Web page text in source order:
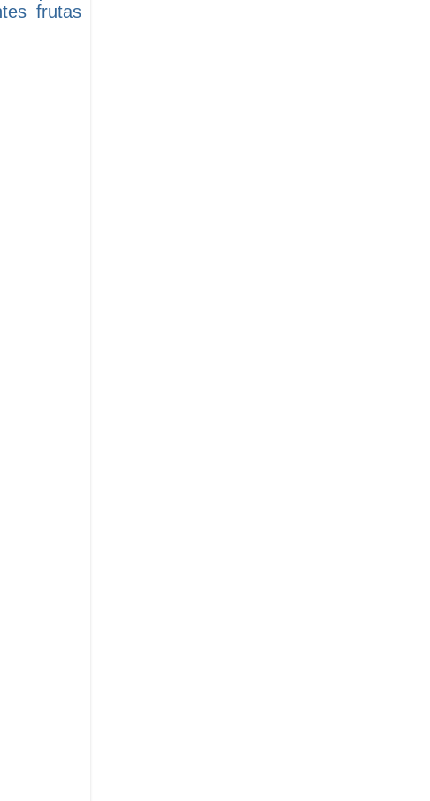
frutas